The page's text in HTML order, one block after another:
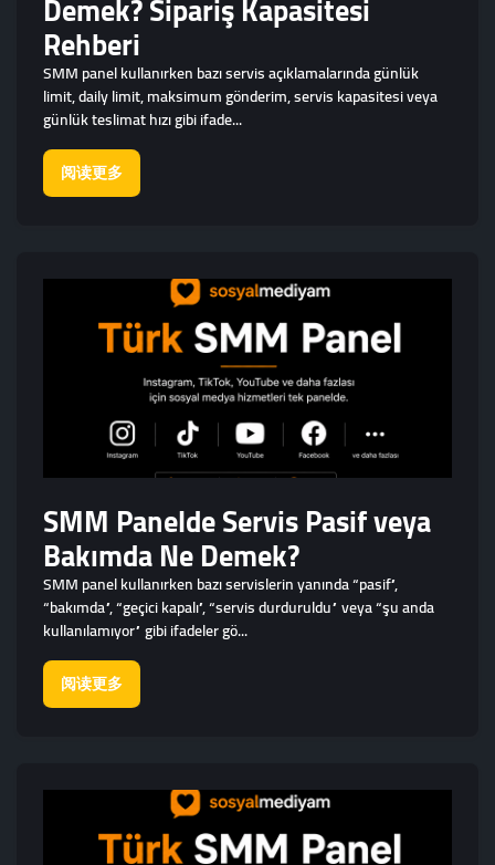
Rehberi
SMM panel kullanırken bazı servis açıklamalarında günlük
limit, daily limit, maksimum gönderim, servis kapasitesi veya
günlük teslimat hızı gibi ifade...
阅读更多
SMM Panelde Servis Pasif veya
Bakımda Ne Demek?
SMM panel kullanırken bazı servislerin yanında “pasif”,
“bakımda”, “geçici kapalı”, “servis durduruldu” veya “şu anda
kullanılamıyor” gibi ifadeler gö...
阅读更多